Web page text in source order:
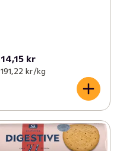
14,15 kr
191,22 kr /kg